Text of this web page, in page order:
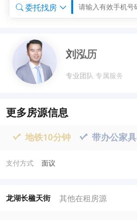
 委托找房 
刘泓历
专业团队 专属服务
更多房源信息
 地铁10分钟  带办公家具
支付方式 面议
龙湖长楹天街 其他在租房源